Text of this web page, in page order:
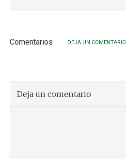
Comentarios DEJA UN COMENTARIO
Deja un comentario